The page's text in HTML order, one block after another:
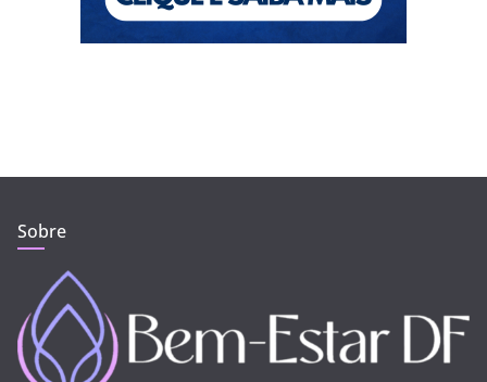
Sobre